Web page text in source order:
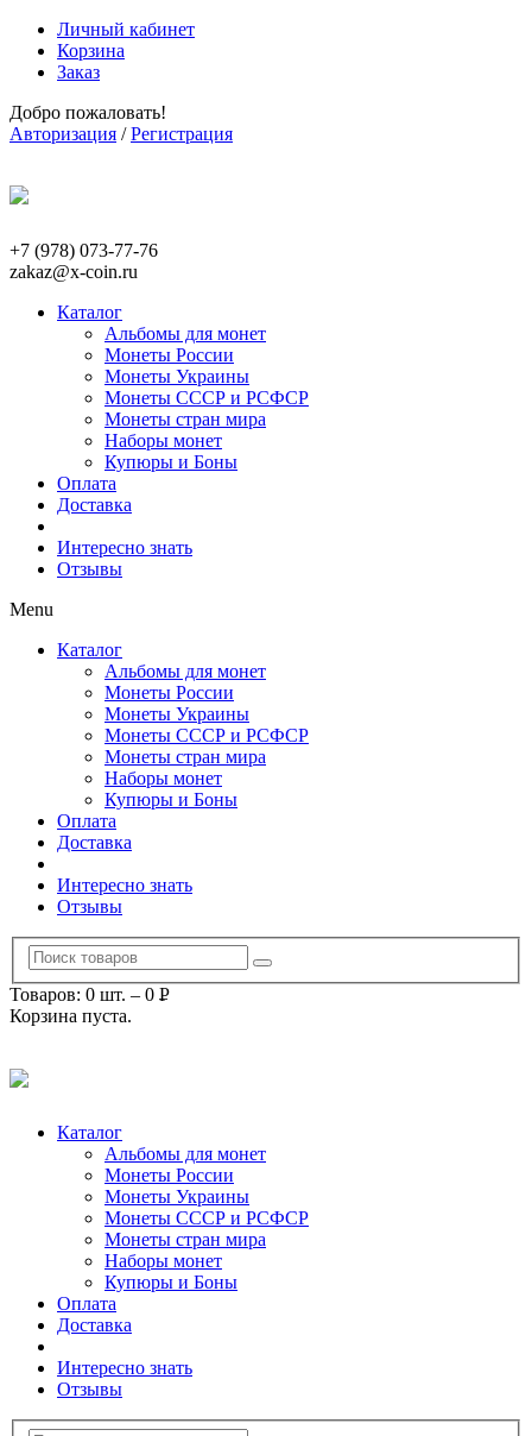
Личный кабинет
Корзина
Заказ
Добро пожаловать!
Авторизация /Регистрация
+7 (978) 073-77-76
zakaz@x-coin.ru
Каталог
Альбомы для монет
Монеты России
Монеты Украины
Монеты СССР и РСФСР
Монеты стран мира
Наборы монет
Купюры и Боны
Оплата
Доставка
Интересно знать
Отзывы
Menu
Каталог
Альбомы для монет
Монеты России
Монеты Украины
Монеты СССР и РСФСР
Монеты стран мира
Наборы монет
Купюры и Боны
Оплата
Доставка
Интересно знать
Отзывы
Товаров: 0 шт. – 0 Р
Корзина пуста.
Каталог
Альбомы для монет
Монеты России
Монеты Украины
Монеты СССР и РСФСР
Монеты стран мира
Наборы монет
Купюры и Боны
Оплата
Доставка
Интересно знать
Отзывы